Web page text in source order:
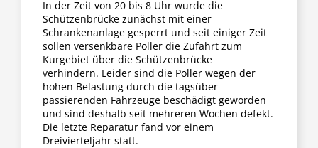
In der Zeit von 20 bis 8 Uhr wurde die
Schützenbrücke zunächst mit einer
Schrankenanlage gesperrt und seit einiger Zeit
sollen versenkbare Poller die Zufahrt zum
Kurgebiet über die Schützenbrücke
verhindern. Leider sind die Poller wegen der
hohen Belastung durch die tagsüber
passierenden Fahrzeuge beschädigt geworden
und sind deshalb seit mehreren Wochen defekt.
Die letzte Reparatur fand vor einem
Dreivierteljahr statt.